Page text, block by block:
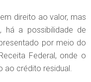
direito ao valor, mas
há a possibilidade de
por meio do
Federal, onde o
ao crédito residual.